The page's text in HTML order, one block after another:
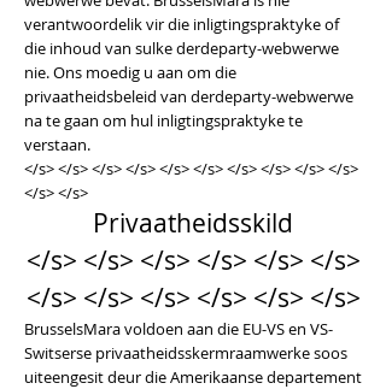
verantwoordelik vir die inligtingspraktyke of
die inhoud van sulke derdeparty-webwerwe
nie. Ons moedig u aan om die
privaatheidsbeleid van derdeparty-webwerwe
na te gaan om hul inligtingspraktyke te
verstaan.
</s> </s> </s> </s> </s> </s> </s> </s> </s> </s>
</s> </s>
Privaatheidsskild
</s> </s> </s> </s> </s> </s>
</s> </s> </s> </s> </s> </s>
BrusselsMara voldoen aan die EU-VS en VS-
Switserse privaatheidsskermraamwerke soos
uiteengesit deur die Amerikaanse departement